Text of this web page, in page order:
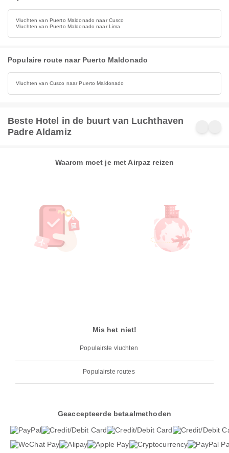
Vluchten van Puerto Maldonado naar Cusco
Vluchten van Puerto Maldonado naar Lima
Populaire route naar Puerto Maldonado
Vluchten van Cusco naar Puerto Maldonado
Beste Hotel in de buurt van Luchthaven
Padre Aldamiz
Waarom moet je met Airpaz reizen
Mis het niet!
Populairste vluchten
Populairste routes
Geaccepteerde betaalmethoden